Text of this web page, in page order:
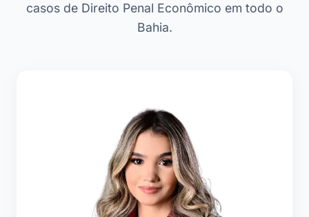
casos de Direito Penal Econômico em todo o
Bahia.